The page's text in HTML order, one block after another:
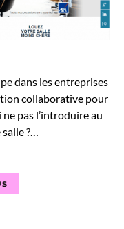
dans les entreprises
collaborative pour
pas l’introduire au
?…